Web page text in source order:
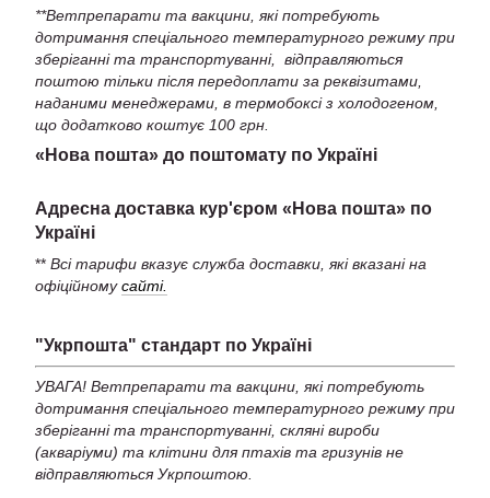
**Ветпрепарати та вакцини, які потребують
дотримання спеціального температурного режиму при
зберіганні та транспортуванні, відправляються
поштою тільки після передоплати за реквізитами,
наданими менеджерами, в термобоксі з холодогеном,
що додатково коштує 100 грн.
«Нова пошта» до поштомату по Україні
Адресна доставка кур'єром «Нова пошта» по
Україні
** Всі тарифи вказує служба доставки, які вказані на
офіційномусайті.
"Укрпошта" стандарт по Україні
УВАГА! Ветпрепарати та вакцини, які потребують
дотримання спеціального температурного режиму при
зберіганні та транспортуванні, скляні вироби
(акваріуми) та клітини для птахів та гризунів не
відправляються Укрпоштою.